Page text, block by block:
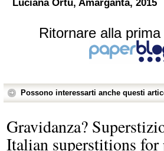
Luciana Ortu, Amarganta, 2015
Ritornare alla
Possono interessarti anche questi
Gravidanza?
Italian superstitions for